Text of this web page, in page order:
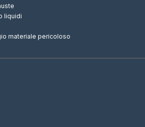
liquidi
materiale pericoloso